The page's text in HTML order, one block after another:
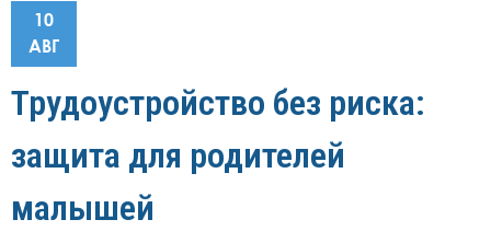
10
АВГ
Трудоустройство без риска:
защита для родителей
малышей